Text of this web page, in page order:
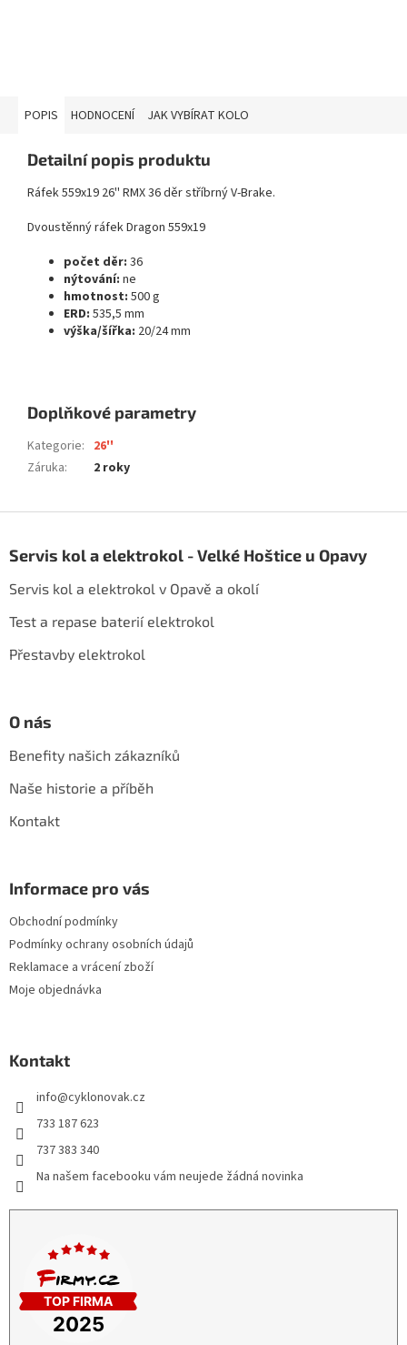
POPIS HODNOCENÍ JAK VYBÍRAT KOLO
Detailní popis produktu
Ráfek 559x19 26'' RMX 36 děr stříbrný V-Brake.
Dvoustěnný ráfek Dragon 559x19
počet děr: 36
nýtování: ne
hmotnost: 500 g
ERD: 535,5 mm
výška/šířka: 20/24 mm
Doplňkové parametry
Kategorie: 26''
Záruka: 2 roky
pServis kol a elektrokol - Velké Hoštice u Opavy
Servis kol a elektrokol v Opavě a okolí
Test a repase baterií elektrokol
Přestavby elektrokol
O nás
Benefity našich zákazníků
Naše historie a příběh
Kontakt
Informace pro vás
Obchodní podmínky
Podmínky ochrany osobních údajů
Reklamace a vrácení zboží
Moje objednávka
Kontakt
info@cyklonovak.cz
733 187 623
737 383 340
Na našem facebooku vám neujede žádná novinka